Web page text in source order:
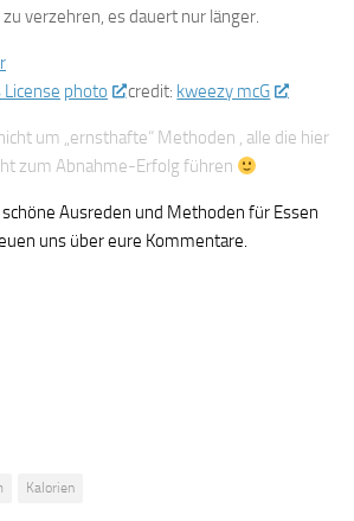
verzehren, es dauert nur länger.
photo credit: kweezy mcG
um „ernsthafte“ Methoden , alle die hier
zum Abnahme-Erfolg führen
Ausreden und Methoden für Essen
uns über eure Kommentare.
Kalorien